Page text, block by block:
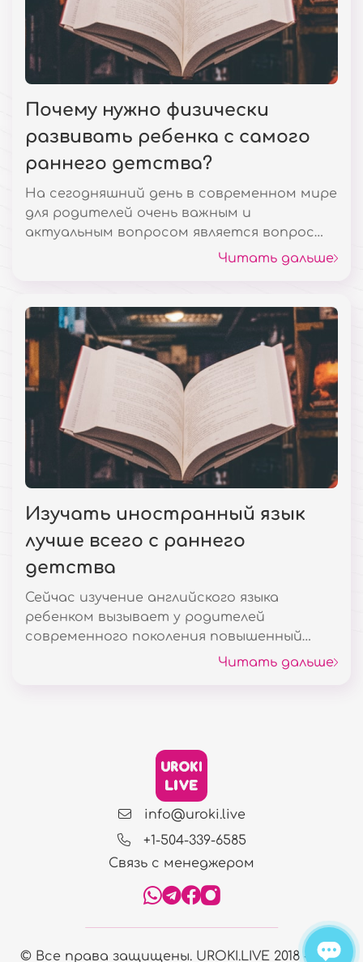
Почему нужно физически
развивать ребенка с самого
раннего детства?
На сегодняшний день в современном мире
для родителей очень важным и
актуальным вопросом является вопрос
умственного, интеллектуального,Читать дальше
Изучать иностранный язык
лучше всего с раннего
детства
Сейчас изучение английского языка
ребенком вызывает у родителей
современного поколения повышенный
интерес. Уже почти по всему мируЧитать дальше
info@uroki.live
+1-504-339-6585
Связь с менеджером
© Все права защищены. UROKI.LIVE 2018 - 2025